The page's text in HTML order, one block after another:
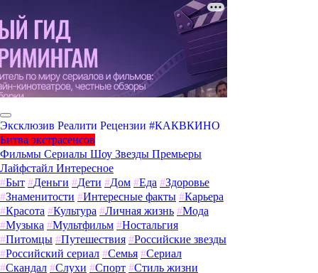
Эксклюзив Реалити Рецензии #КАКВКИНО
Битва экстрасенсов
Фильмы Сериалы Шоу Звезды Премьеры
Лайфстайл Интересное
#Быт #Деньги #Дети #Дом #Еда #Здоровье
#Знаменитости #Интересные факты #Карьера
#Красота #Культура #Личная жизнь #Мода
#Музыка #Мультфильм #Ностальгия
#Питомцы #Путешествия #Российские звезды
#Российский сериал #Семья #Сериал
#Скандал #Слухи #Спорт #Стиль жизни